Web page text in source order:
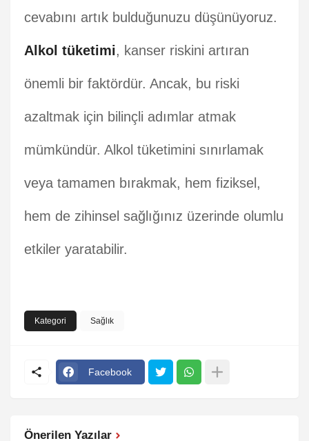
cevabını artık bulduğunuzu düşünüyoruz.
Alkol tüketimi, kanser riskini artıran
önemli bir faktördür. Ancak, bu riski
azaltmak için bilinçli adımlar atmak
mümkündür. Alkol tüketimini sınırlamak
veya tamamen bırakmak, hem fiziksel,
hem de zihinsel sağlığınız üzerinde olumlu
etkiler yaratabilir.
Kategori Sağlık
Facebook
Önerilen Yazılar